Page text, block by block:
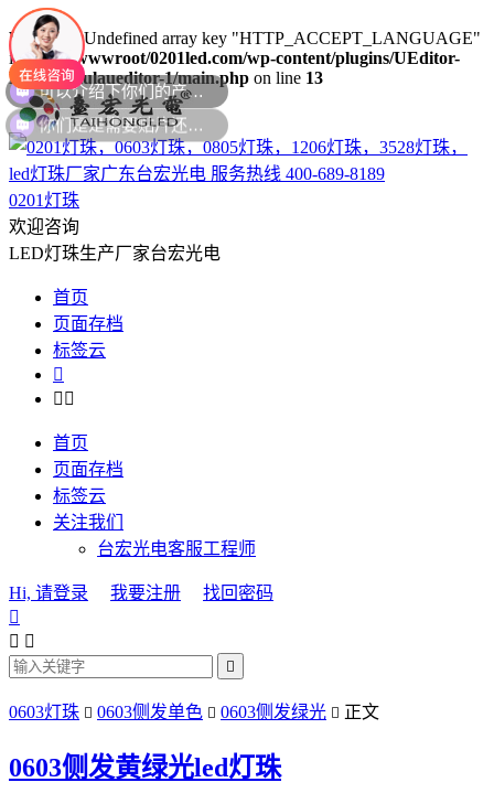
Warning
: Undefined array key "HTTP_ACCEPT_LANGUAGE"
in/www/wwwroot/0201led.com/wp-content/plugins/UEditor-
KityFormulaueditor-1/main.php on line 13
0201灯珠
欢迎咨询
LED灯珠生产厂家台宏光电
首页
页面存档
标签云

 
首页
页面存档
标签云
关注我们
台宏光电客服工程师
Hi, 请登录 我要注册
找回密码

 

0603灯珠  0603侧发单色  0603侧发绿光  正文
0603侧发黄绿光led灯珠
你们是是需要贴片还是插件灯珠呢？